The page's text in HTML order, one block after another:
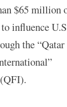
$65 million
influence
the “Qatar